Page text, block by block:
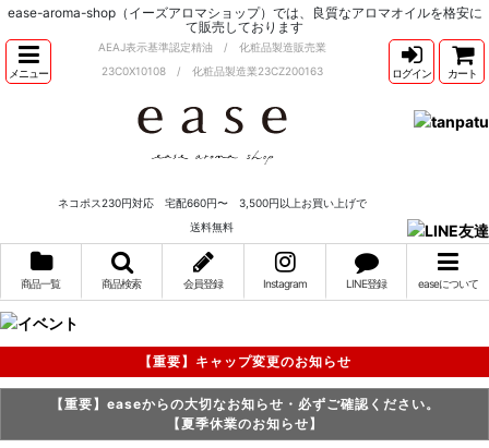
ease-aroma-shop（イーズアロマショップ）では、良質なアロマオイルを格安に
て販売しております
メニュー
AEAJ表示基準認定精油 / 化粧品製造販売業
23C0X10108 / 化粧品製造業23CZ200163
ネコポス230円対応 宅配660円〜 3,500円以上お買い上げで
送料無料
ログイン カート
商品一覧 商品検索 会員登録 Instagram LINE登録 easeについて
【重要】キャップ変更のお知らせ
【重要】easeからの大切なお知らせ・必ずご確認ください。
【夏季休業のお知らせ】